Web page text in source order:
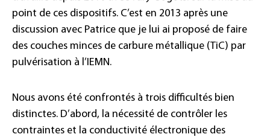
point de ces dispositifs. C’est en 2013 après une
discussion avec Patrice que je lui ai proposé de faire
des couches minces de carbure métallique (TiC) par
pulvérisation à l’IEMN.
Nous avons été confrontés à trois difficultés bien
distinctes. D’abord, la nécessité de contrôler les
contraintes et la conductivité électronique des